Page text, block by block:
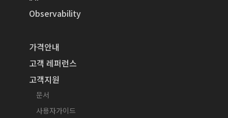
Observability
가격안내
고객 레퍼런스
고객지원
문서
사용자가이드